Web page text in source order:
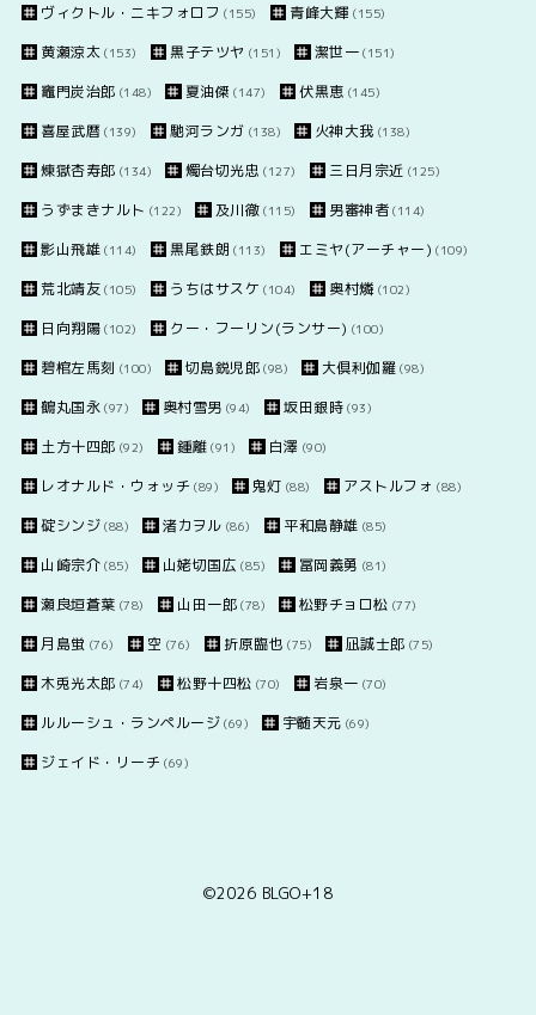
ヴィクトル・ニキフォロフ (155) 青峰大輝 (155)
黄瀬涼太 (153) 黒子テツヤ (151) 潔世一 (151)
竈門炭治郎 (148) 夏油傑 (147) 伏黒恵 (145)
喜屋武暦 (139) 馳河ランガ (138) 火神大我 (138)
煉獄杏寿郎 (134) 燭台切光忠 (127) 三日月宗近 (125)
うずまきナルト (122) 及川徹 (115) 男審神者 (114)
影山飛雄 (114) 黒尾鉄朗 (113) エミヤ(アーチャー) (109)
荒北靖友 (105) うちはサスケ (104) 奥村燐 (102)
日向翔陽 (102) クー・フーリン(ランサー) (100)
碧棺左馬刻 (100) 切島鋭児郎 (98) 大倶利伽羅 (98)
鶴丸国永 (97) 奥村雪男 (94) 坂田銀時 (93)
土方十四郎 (92) 鍾離 (91) 白澤 (90)
レオナルド・ウォッチ (89) 鬼灯 (88) アストルフォ (88)
碇シンジ (88) 渚カヲル (86) 平和島静雄 (85)
山崎宗介 (85) 山姥切国広 (85) 冨岡義勇 (81)
瀬良垣蒼葉 (78) 山田一郎 (78) 松野チョロ松 (77)
月島蛍 (76) 空 (76) 折原臨也 (75) 凪誠士郎 (75)
木兎光太郎 (74) 松野十四松 (70) 岩泉一 (70)
ルルーシュ・ランペルージ (69) 宇髄天元 (69)
ジェイド・リーチ (69)
©2026 BLGO+18